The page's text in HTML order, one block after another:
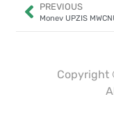
PREVIOUS
Copyright